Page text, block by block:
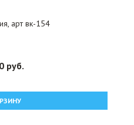
арт вк-154
руб.